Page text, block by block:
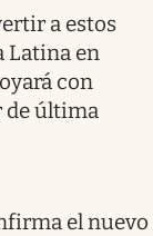
a estos
Latina en
con
última
el nuevo